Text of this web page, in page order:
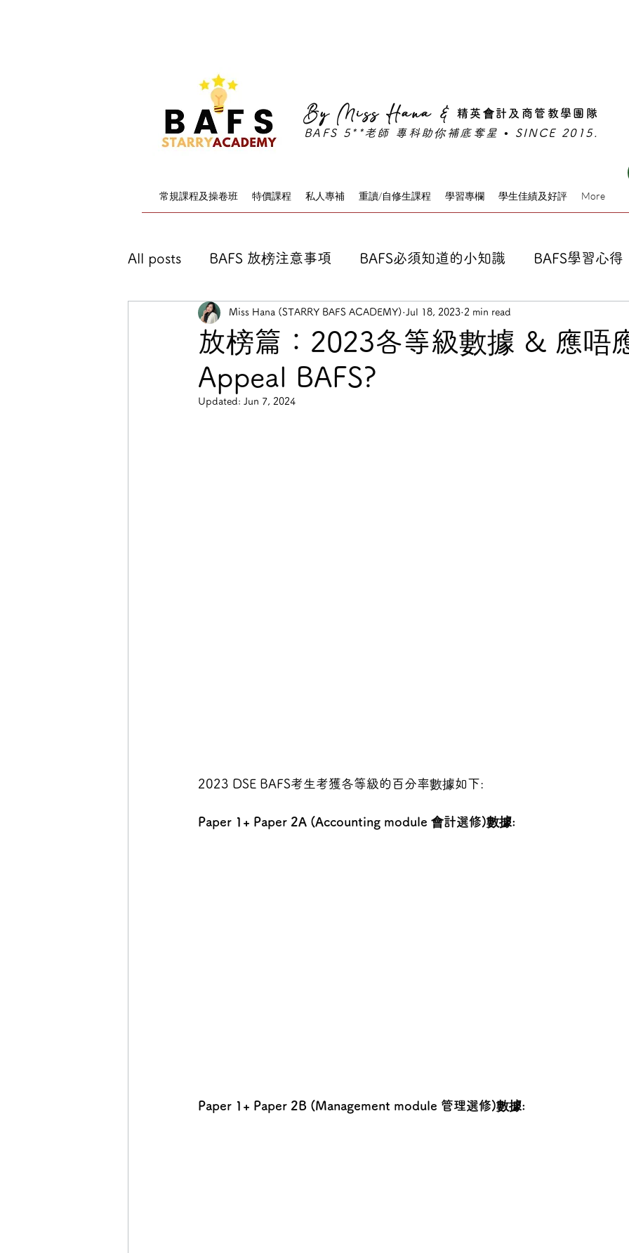
By Miss Hana &
精英會計及商管教學團隊
BAFS 5**老師 專科助你補底奪星 • SINCE 2015.
常規課程及操卷班 特價課程 私人專補 重讀/自修生課程 學習專欄 學生佳績及好評 More
All posts BAFS 放榜注意事項 BAFS必須知道的小知識 BAFS學習心得
放榜篇：2023各等級數據 & 應唔
Appeal BAFS?
Miss Hana (STARRY BAFS ACADEMY) Jul 18, 2023 2 min read
Updated: Jun 7, 2024
2023 DSE BAFS考生考獲各等級的百分率數據如下:
Paper 1+ Paper 2A (Accounting module 會計選修)數據:
Paper 1+ Paper 2B (Management module 管理選修)數據: